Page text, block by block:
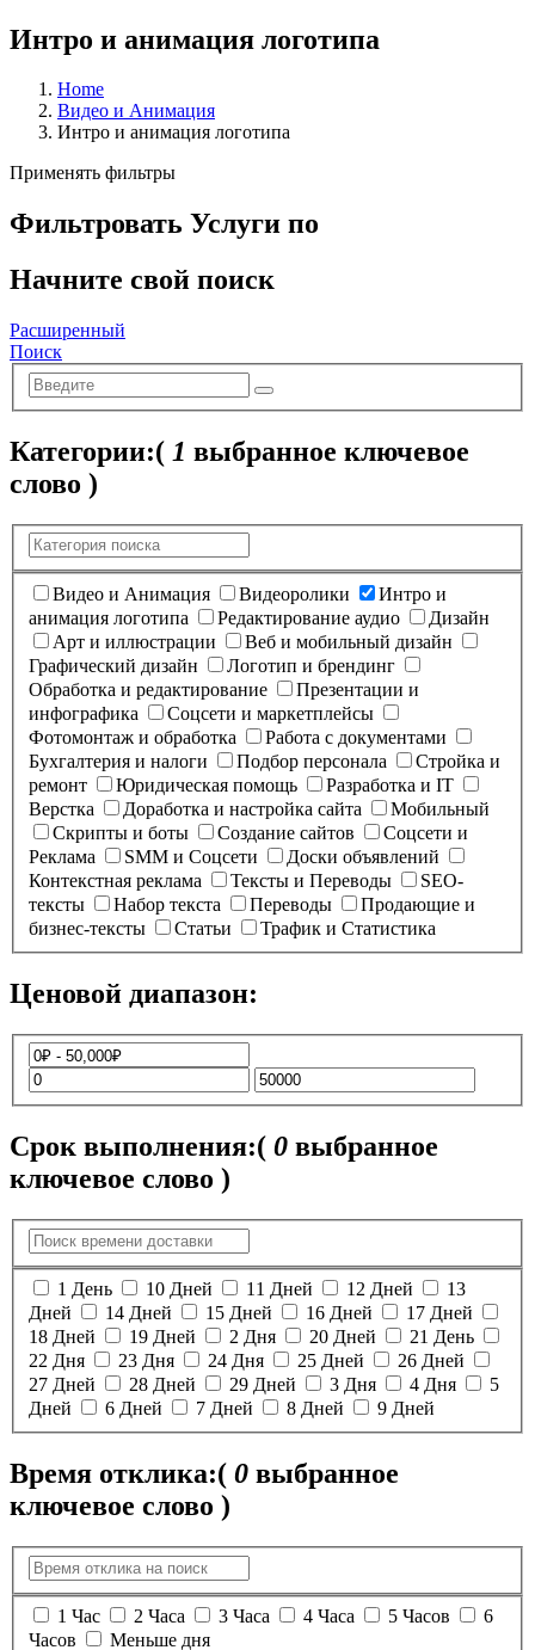
Интро и анимация логотипа
Home
Видео и Анимация
Интро и анимация логотипа
Применять фильтры
Фильтровать Услуги по
Начните свой поиск
Расширенный
Поиск
Категории:( 1 выбранное ключевое
слово )
Видео и Анимация Видеоролики
Интро и
анимация логотипа
Редактирование аудио
Дизайн
Арт и иллюстрации
Веб и мобильный дизайн
Графический дизайн
Логотип и брендинг
Обработка и редактирование
Презентации и
инфографика
Соцсети и маркетплейсы
Фотомонтаж и обработка
Работа с документами
Бухгалтерия и налоги
Подбор персонала
Стройка и
ремонт
Юридическая помощь
Разработка и IT
Верстка
Доработка и настройка сайта
Мобильный
Скрипты и боты
Создание сайтов
Соцсети и
Реклама
SMM и Соцсети
Доски объявлений
Контекстная реклама
Тексты и Переводы
SEO-
тексты
Набор текста Переводы
Продающие и
бизнес-тексты
Статьи Трафик и Статистика
Ценовой диапазон:
Срок выполнения:( 0 выбранное
ключевое слово )
1 День 10 Дней 11 Дней 12 Дней
13
Дней
14 Дней 15 Дней 16 Дней
17 Дней
18 Дней
19 Дней 2 Дня 20 Дней
21 День
22 Дня
23 Дня 24 Дня 25 Дней
26 Дней
27 Дней
28 Дней 29 Дней 3 Дня 4 Дня
5
Дней
6 Дней 7 Дней 8 Дней 9 Дней
Время отклика:( 0 выбранное
ключевое слово )
1 Час 2 Часа 3 Часа 4 Часа 5 Часов
6
Часов
Меньше дня